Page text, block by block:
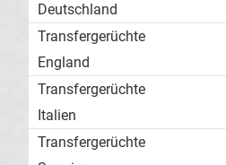
Deutschland
Transfergerüchte
England
Transfergerüchte
Italien
Transfergerüchte